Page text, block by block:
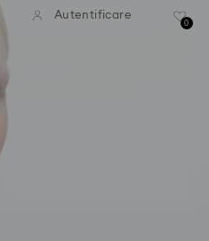
Livrare gratuită la comenzi
Autentificare
0